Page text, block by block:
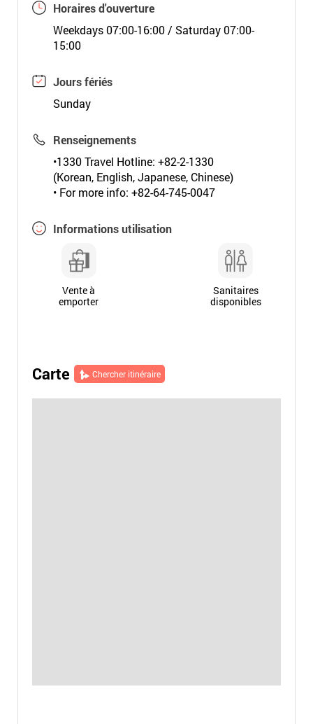
Horaires d'ouverture
Weekdays 07:00-16:00 / Saturday 07:00-
15:00
Jours fériés
Sunday
Renseignements
•1330 Travel Hotline: +82-2-1330
(Korean, English, Japanese, Chinese)
• For more info: +82-64-745-0047
Informations utilisation
Vente à
emporter
Sanitaires
disponibles
Carte Chercher itinéraire